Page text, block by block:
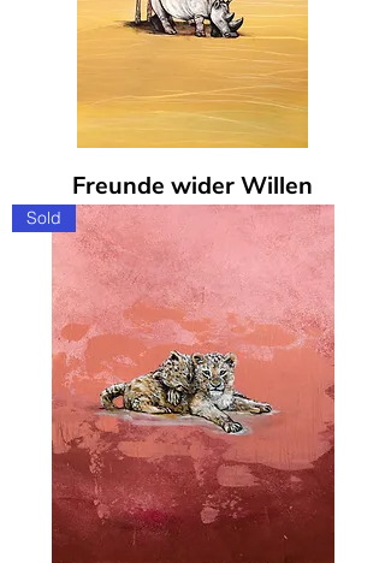
Freunde wider Willen
Sold